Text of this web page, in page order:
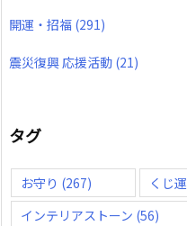
開運・招福 (291)
震災復興 応援活動 (21)
タグ
お守り (267) くじ運
インテリアストーン (56)